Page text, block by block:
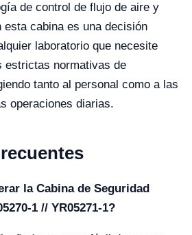
de control de flujo de aire y
cabina es una decisión
laboratorio que necesite
estrictas normativas de
tanto al personal como a las
operaciones diarias.
la Cabina de Seguridad
1 // YR05271-1?